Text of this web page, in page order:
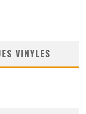
VINYLES